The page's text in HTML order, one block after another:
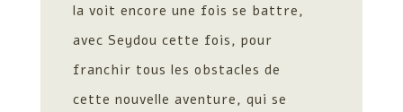
la voit encore une fois se battre,
avec Seydou cette fois, pour
franchir tous les obstacles de
cette nouvelle aventure, qui se